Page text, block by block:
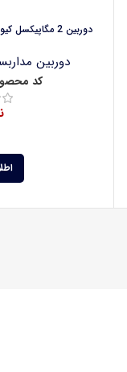
دوربین 2 مگاپیکسل کیوپلاس مدل AHC B2610S24-F
دوربین
کد